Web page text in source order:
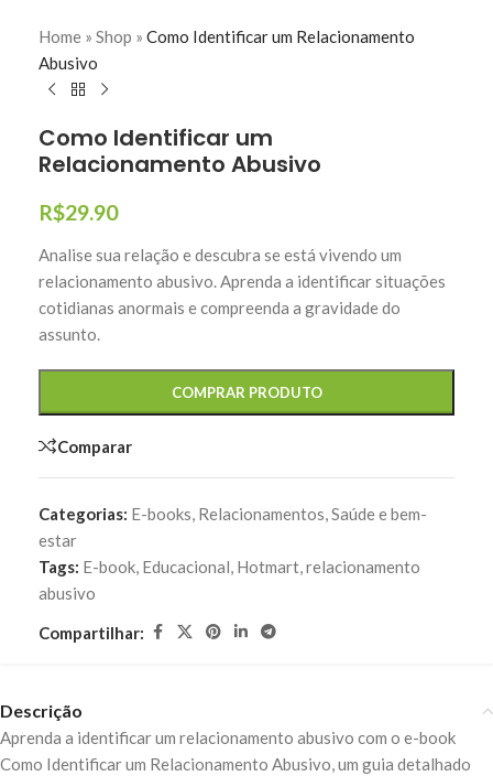
Home » Shop » Como Identificar um Relacionamento
Abusivo
Como Identificar um
Relacionamento Abusivo
R$29.90
Analise sua relação e descubra se está vivendo um
relacionamento abusivo. Aprenda a identificar situações
cotidianas anormais e compreenda a gravidade do
assunto.
COMPRAR PRODUTO
Comparar
Categorias: E-books, Relacionamentos,Saúde e bem-
estar
Tags: E-book, Educacional, Hotmart,relacionamento
abusivo
Compartilhar:
Descrição
Aprenda a identificar um relacionamento abusivo com o e-book
Como Identificar um Relacionamento Abusivo, um guia detalhado